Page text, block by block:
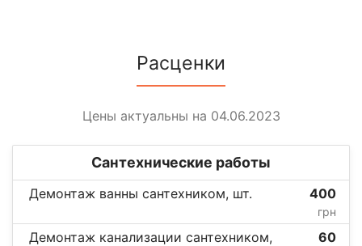
Расценки
Цены актуальны на 04.06.2023
Сантехнические работы
Демонтаж ванны сантехником, шт. 400
грн
Демонтаж канализации сантехником,
60